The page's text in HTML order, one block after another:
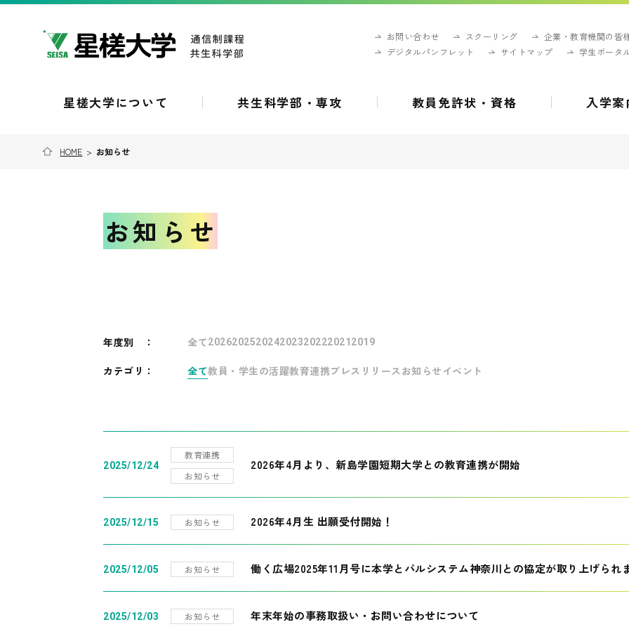
お問い合わせ スクーリング
企業・教育機関の皆
デジタルパンフレット
サイトマップ 学生ポータ
星槎大学について 共生科学部・専攻 教員免許状・資格 入学案
HOME > お知らせ
お知らせ
年度別 ： 全て202620252024202320222021 2019
カテゴリ： 全て教員・学生の活躍教育連携プレスリリース お知らせ イベント
2025/12/24
教育連携
お知らせ
2026年4月より、新島学園短期大学との教育連携が開始
2025/12/15 お知らせ 2026年4月生 出願受付開始！
2025/12/05 お知らせ 働く広場2025年11月号に本学とパルシステム神奈川との協定が取り上げられ
2025/12/03 お知らせ 年末年始の事務取扱い・お問い合わせについて